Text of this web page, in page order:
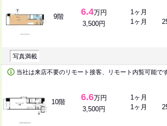
9階 6.4万円
3,500円
1ヶ月
1ヶ月
写真満載
当社は来店不要のリモート接客、リモート内覧可能で
10階 6.6万円
3,500円
1ヶ月
1ヶ月